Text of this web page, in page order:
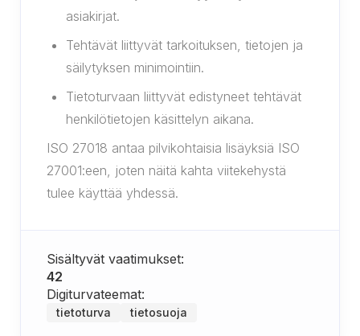
asiakirjat.
Tehtävät liittyvät tarkoituksen, tietojen ja
säilytyksen minimointiin.
Tietoturvaan liittyvät edistyneet tehtävät
henkilötietojen käsittelyn aikana.
ISO 27018 antaa pilvikohtaisia lisäyksiä ISO
27001:een, joten näitä kahta viitekehystä
tulee käyttää yhdessä.
Sisältyvät vaatimukset:
42
Digiturvateemat:
tietoturva tietosuoja